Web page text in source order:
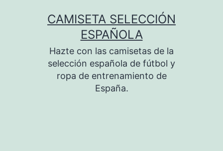
CAMISETA SELECCIÓN
ESPAÑOLA
Hazte con las camisetas de la
selección española de fútbol y
ropa de entrenamiento de
España.